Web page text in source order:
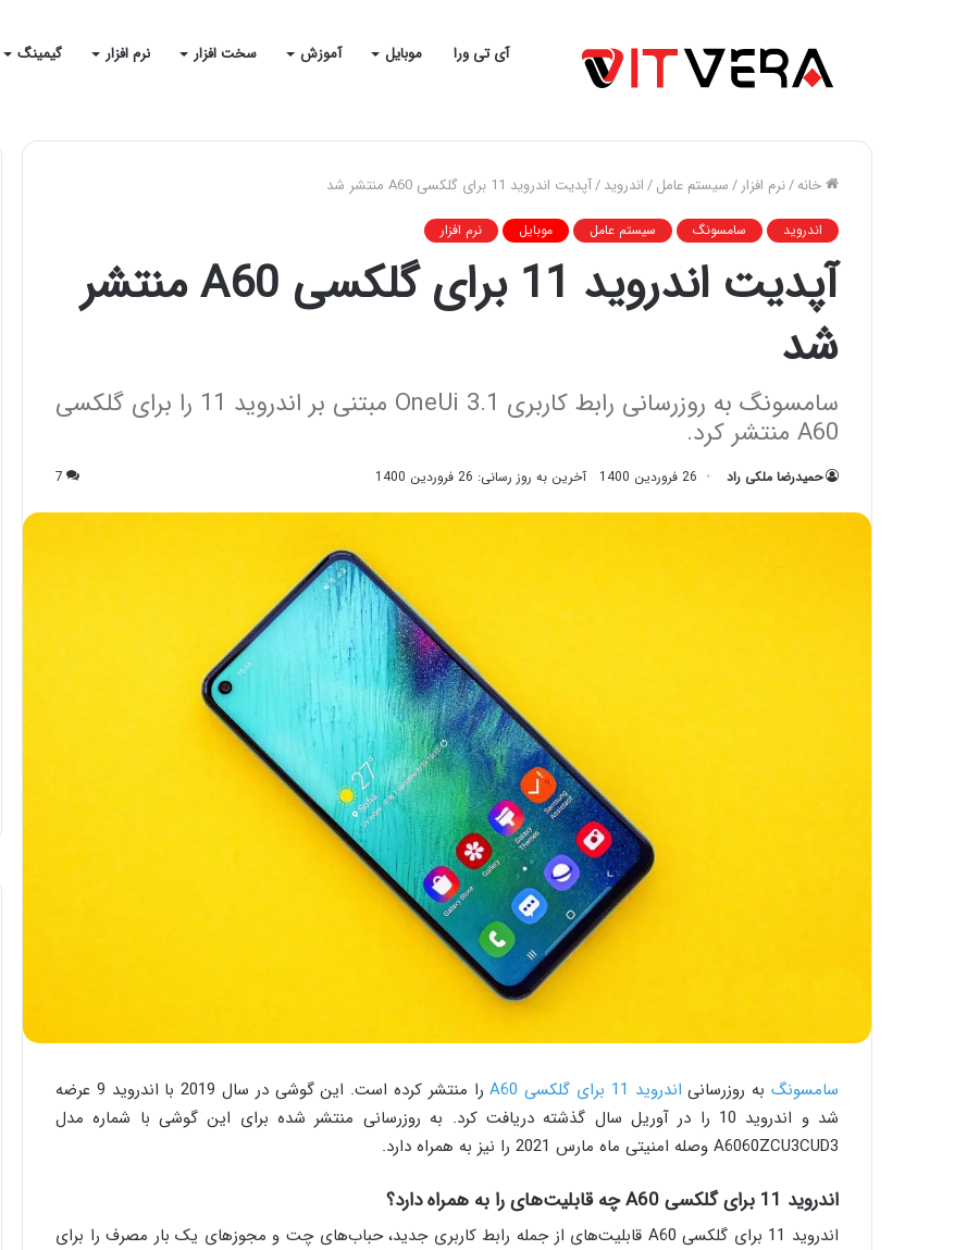
آی تی ورا موبایل آموزش سخت افزار نرم افزار گیمینگ
خانه/نرم افزار /سیستم عامل/اندروید/آپدیت اندروید 11 برای گلکسی A60 منتشر شد
اندروید سامسونگ سیستم عامل موبایل نرم افزار
آپدیت اندروید 11 برای گلکسی A60 منتشر
شد
سامسونگ به روزرسانی رابط کاربری OneUi 3.1 مبتنی بر اندروید 11 را برای گلکسی
A60 منتشر کرد.
حمیدرضا ملکی راد 26 فروردین 1400 آخرین به روز رسانی: 26 فروردین 1400 7
سامسونگبه روزرسانی اندروید 11 برای گلکسی A60
را منتشر کرده است. این گوشی در سال 2019 با اندروید 9 عرضه
شد و اندروید 10 را در آوریل سال گذشته دریافت کرد. به روزرسانی منتشر شده برای این گوشی با شماره مدل
A6060ZCU3CUD3 وصله امنیتی ماه مارس 2021 را نیز به همراه دارد.
اندروید 11 برای گلکسی A60 چه قابلیت‌های را به همراه دارد؟
اندروید 11 برای گلکسی A60 قابلیت‌های از جمله رابط کاربری جدید، حباب‌های چت و مجوزهای یک بار مصرف را برای